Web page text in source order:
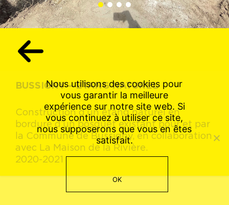
1 2 3 4
BUSSIGNY – ETANG NATUREL
Construction d’un étang naturel en
bordure d’un bosquet existant pour et par
la Commune de Bussigny, en collaboration
avec La Maison de la Rivière.
2020-2021
Nous utilisons des cookies pour
vous garantir la meilleure
expérience sur notre site web. Si
vous continuez à utiliser ce site,
nous supposerons que vous en êtes
satisfait.
OK